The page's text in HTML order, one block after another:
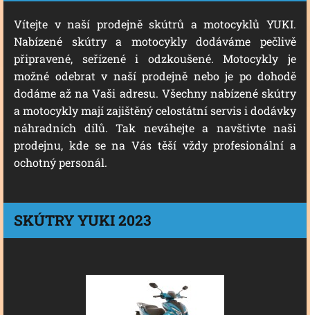
Vítejte v naší prodejně skútrů a motocyklů YUKI.
Nabízené skútry a motocykly dodáváme pečlivě
připravené, seřízené i odzkoušené. Motocykly je
možné odebrat v naší prodejně nebo je po dohodě
dodáme až na Vaši adresu. Všechny nabízené skútry
a motocykly mají zajištěný celostátní servis i dodávky
náhradních dílů. Tak neváhejte a navštivte naši
prodejnu, kde se na Vás těší vždy profesionální a
ochotný personál.
SKÚTRY YUKI 2023